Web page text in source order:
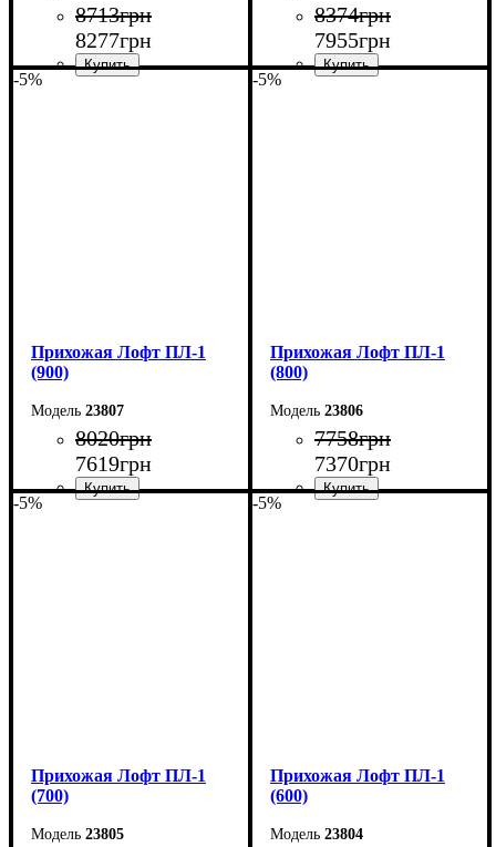
8713грн
8277грн
8374грн
7955грн
-5%
Прихожая Лофт ПЛ-1
(900)
23807
8020грн
7619грн
-5%
Прихожая Лофт ПЛ-1
(800)
23806
7758грн
7370грн
-5%
Прихожая Лофт ПЛ-1
(700)
23805
-5%
Прихожая Лофт ПЛ-1
(600)
23804